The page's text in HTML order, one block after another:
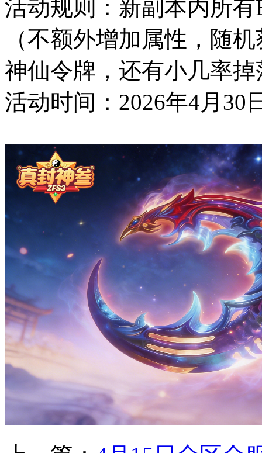
活动规则：新副本内所
（不额外增加属性，随
神仙令牌，还有小几率
活动时间：2026年4月30